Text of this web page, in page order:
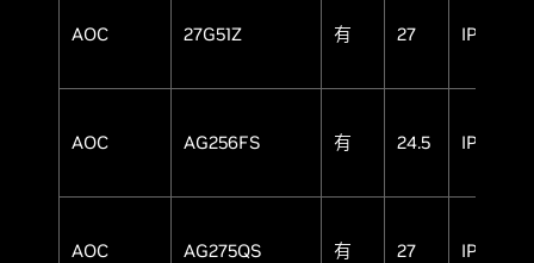
AOC 27G51Z 有 27 IPS
AOC AG256FS 有 24.5 IPS
AOC AG275QS 有 27 IPS